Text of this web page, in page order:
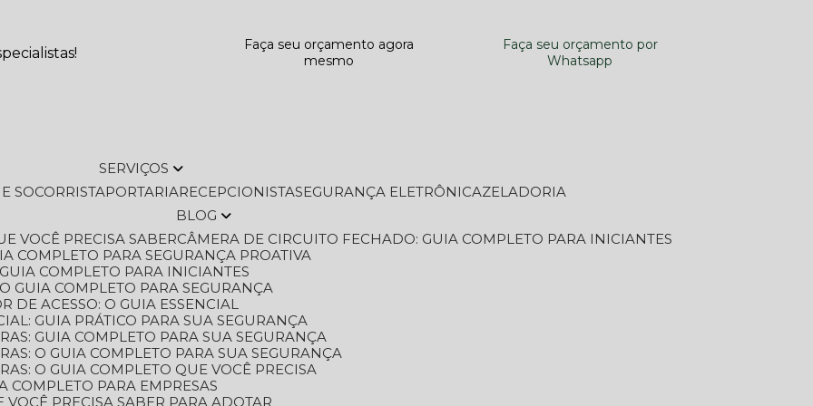
Faça seu orçamento agora
mesmo
Faça seu orçamento por
Whatsapp
SERVIÇOS
SOCORRISTA
PORTARIA RECEPCIONISTA SEGURANÇA ELETRÔNICA
ZELADORIA
BLOG
VOCÊ PRECISA SABER
CÂMERA DE CIRCUITO FECHADO: GUIA COMPLETO PARA INICIANTES
COMPLETO PARA SEGURANÇA PROATIVA
COMPLETO PARA INICIANTES
GUIA COMPLETO PARA SEGURANÇA
DE ACESSO: O GUIA ESSENCIAL
GUIA PRÁTICO PARA SUA SEGURANÇA
GUIA COMPLETO PARA SUA SEGURANÇA
O GUIA COMPLETO PARA SUA SEGURANÇA
O GUIA COMPLETO QUE VOCÊ PRECISA
COMPLETO PARA EMPRESAS
VOCÊ PRECISA SABER PARA ADOTAR